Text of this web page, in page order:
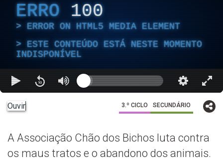
ERRO 100
ERROR ON HTML5 MEDIA ELEMENT
ESTE CONTEÚDO ESTÁ NESTE MOMENTO
INDISPONÍVEL
Ouvir 3.º CICLO SECUNDÁRIO
A Associação Chão dos Bichos luta contra
os maus tratos e o abandono dos animais.